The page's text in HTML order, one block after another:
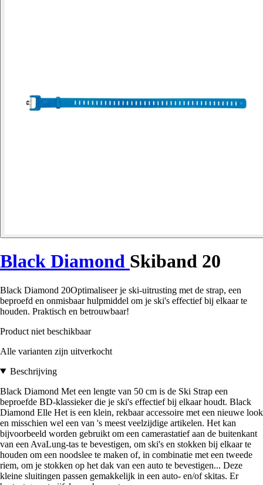
Black Diamond Skiband 20
Black Diamond 20Optimaliseer je ski-uitrusting met de strap, een
beproefd en onmisbaar hulpmiddel om je ski's effectief bij elkaar te
houden. Praktisch en betrouwbaar!
Product niet beschikbaar
Alle varianten zijn uitverkocht
Beschrijving
Black Diamond Met een lengte van 50 cm is de Ski Strap een
beproefde BD-klassieker die je ski's effectief bij elkaar houdt. Black
Diamond Elle Het is een klein, rekbaar accessoire met een nieuwe look
en misschien wel een van 's meest veelzijdige artikelen. Het kan
bijvoorbeeld worden gebruikt om een camerastatief aan de buitenkant
van een AvaLung-tas te bevestigen, om ski's en stokken bij elkaar te
houden om een noodslee te maken of, in combinatie met een tweede
riem, om je stokken op het dak van een auto te bevestigen... Deze
kleine sluitingen passen gemakkelijk in een auto- en/of skitas. Er